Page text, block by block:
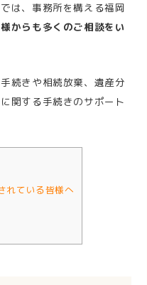
は、事務所を構える福岡
からも多くのご相談をい
続きや相続放棄、遺産分
関する手続きのサポート
れている皆様へ